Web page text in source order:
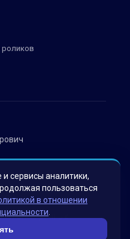
данных
роликов
сервисы аналитики,
пользоваться
в отношении